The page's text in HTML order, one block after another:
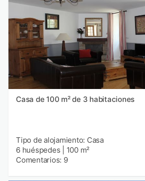
Casa de 100 m² de 3 habitaciones
Tipo de alojamiento: Casa
6 huéspedes
100 m²
Comentarios: 9